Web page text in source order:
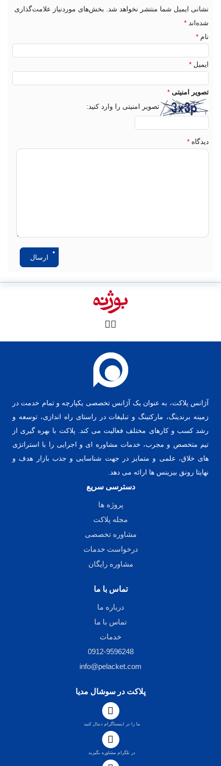
نشانی ایمیل شما منتشر نخواهد شد. بخش‌های موردنیاز علامت‌گذاری
شده‌اند *
نام *
ایمیل *
تصویر امنیتی *
تصویر امنیتی را وارد کنید:
دیدگاه *
ارسال
آژانس پلاکت، به عنوان یک آژانس تخصصی یکپارچه و تمام خدمت در
زمینه برندینگ، مارکتینگ و تبلیغات در راستای راه اندازی، توسعه و
رشد کسب و کارهای مختلف فعالیت می کند. پلاکت با بهره گیری از
تیم متخصص و مجرب، خدمات مشاوره ای و اجرایی را با استراتژی
های خلاق، علمی و متمایز در جهت شناسایی و جذب بازار هدف و
نهایتا رونق بیزینس ها ارائه می دهد.
دسترسی سریع
پروژه ها
مجله پلاکت
مشاوره تخصصی
درخواست خدمات
مشاوره رایگان
تماس با ما
درباره ما
تماس با ما
خدمات
0912-9596248
info@pelacket.com
پلاکت در سوشال مدیا
ما را در اینستاگرام دنبال کنید
در تلگرام مشاوره بگیرید